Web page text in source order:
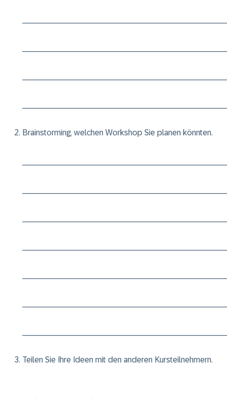
Brainstorming, welchen Workshop Sie planen könnten.
Teilen Sie Ihre Ideen mit den anderen Kursteilnehmern.